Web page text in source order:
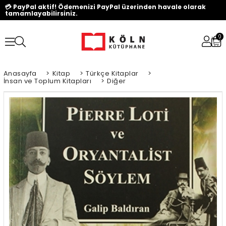
💳 PayPal aktif! Ödemenizi PayPal üzerinden havale olarak
tamamlayabilirsiniz.
0
Anasayfa > Kitap > Türkçe Kitaplar >
İnsan ve Toplum Kitapları > Diğer